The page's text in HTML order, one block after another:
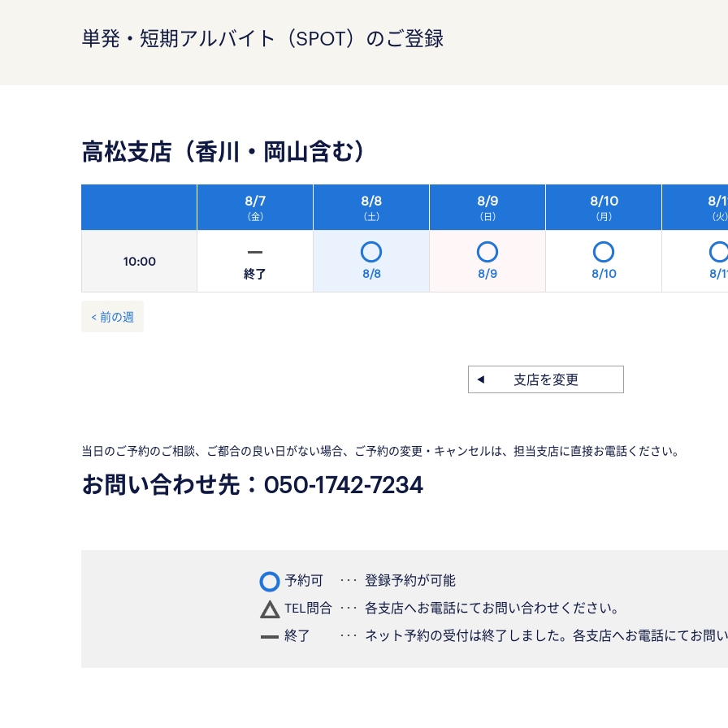
単発・短期アルバイト（SPOT）のご登録
高松支店（香川・岡山含む）
10:00
8/7
（金）
8/8
（土）
8/9
（日）
8/10
（月）
8/
（火）
終了 8/8 8/9 8/10 8/
< 前の週
支店を変更
当日のご予約のご相談、ご都合の良い日がない場合、ご予約の変更・キャンセルは、担当支店に直接お電話ください。
お問い合わせ先： 050-1742-7234
予約可
登録予約が可能
TEL問合
各支店へお電話にてお問い合わせください。
終了
ネット予約の受付は終了しました。各支店へお電話にてお問い